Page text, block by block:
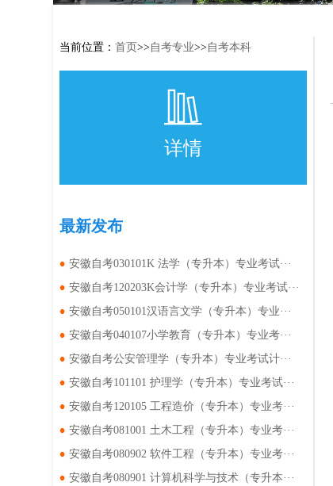
当前位置：首页>>自考专业>>自考本科
详情
最新发布
安徽自考030101K 法学（专升本）专业考试···
安徽自考120203K会计学（专升本）专业考试···
安徽自考050101汉语言文学（专升本）专业···
安徽自考040107小学教育（专升本）专业考···
安徽自考公安管理学（专升本）专业考试计···
安徽自考101101 护理学（专升本）专业考试···
安徽自考120105 工程造价（专升本）专业考···
安徽自考081001 土木工程（专升本）专业考···
安徽自考080902 软件工程（专升本）专业考···
安徽自考080901 计算机科学与技术（专升本···